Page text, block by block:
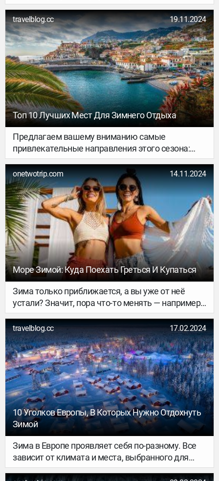
чтобы посидеть в лобби у камина или заказать в
кафе чашку горячего чая, то будет ещё
чудеснее. Выяснили, где в Санкт-Петербурге и
Ленинградской области искать те самые отели,
где проводят зимние каникулы мечты.
travelblog.cc 19.11.2024
Топ 10 Лучших Мест Для Зимнего Отдыха
Предлагаем вашему вниманию самые
привлекательные направления этого сезона:
зимний отдых на пляже в экзотических местах.
onetwotrip.com 14.11.2024
Море Зимой: Куда Поехать Греться И Купаться
Зима только приближается, а вы уже от неё
устали? Значит, пора что-то менять — например,
картинку за окном. Тем более что вариантов
сейчас достаточно, и во многие тёплые страны
можно улететь без визы и прямым рейсом.
Подобрали несколько вариантов (без
Таиланда!).
travelblog.cc 17.02.2024
10 Уголков Европы, В Которых Нужно Отдохнуть
Зимой
Зима в Европе проявляет себя по-разному. Все
зависит от климата и места, выбранного для
зимнего отдыха. Серые холодные дни на севере,